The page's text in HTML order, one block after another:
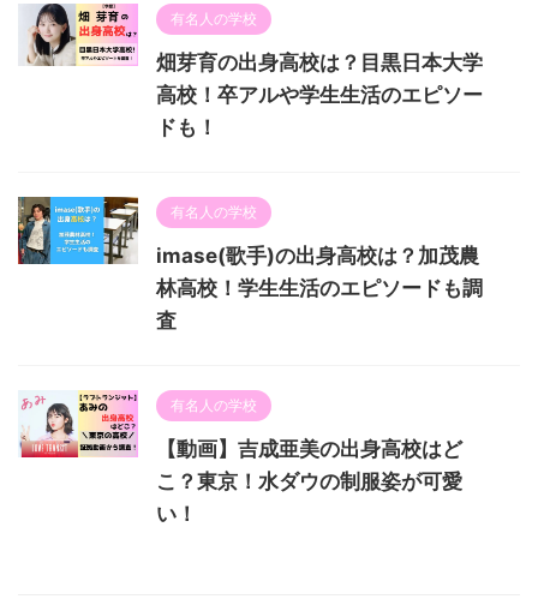
有名人の学校
畑芽育の出身高校は？目黒日本大学
高校！卒アルや学生生活のエピソー
ドも！
有名人の学校
imase(歌手)の出身高校は？加茂農
林高校！学生生活のエピソードも調
査
有名人の学校
【動画】吉成亜美の出身高校はど
こ？東京！水ダウの制服姿が可愛
い！